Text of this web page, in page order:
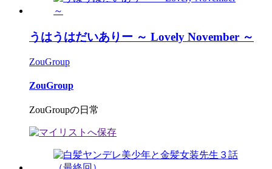
うはうはだいありー ～ Lovely November ～
ZouGroup
ZouGroup
ZouGroupの日常